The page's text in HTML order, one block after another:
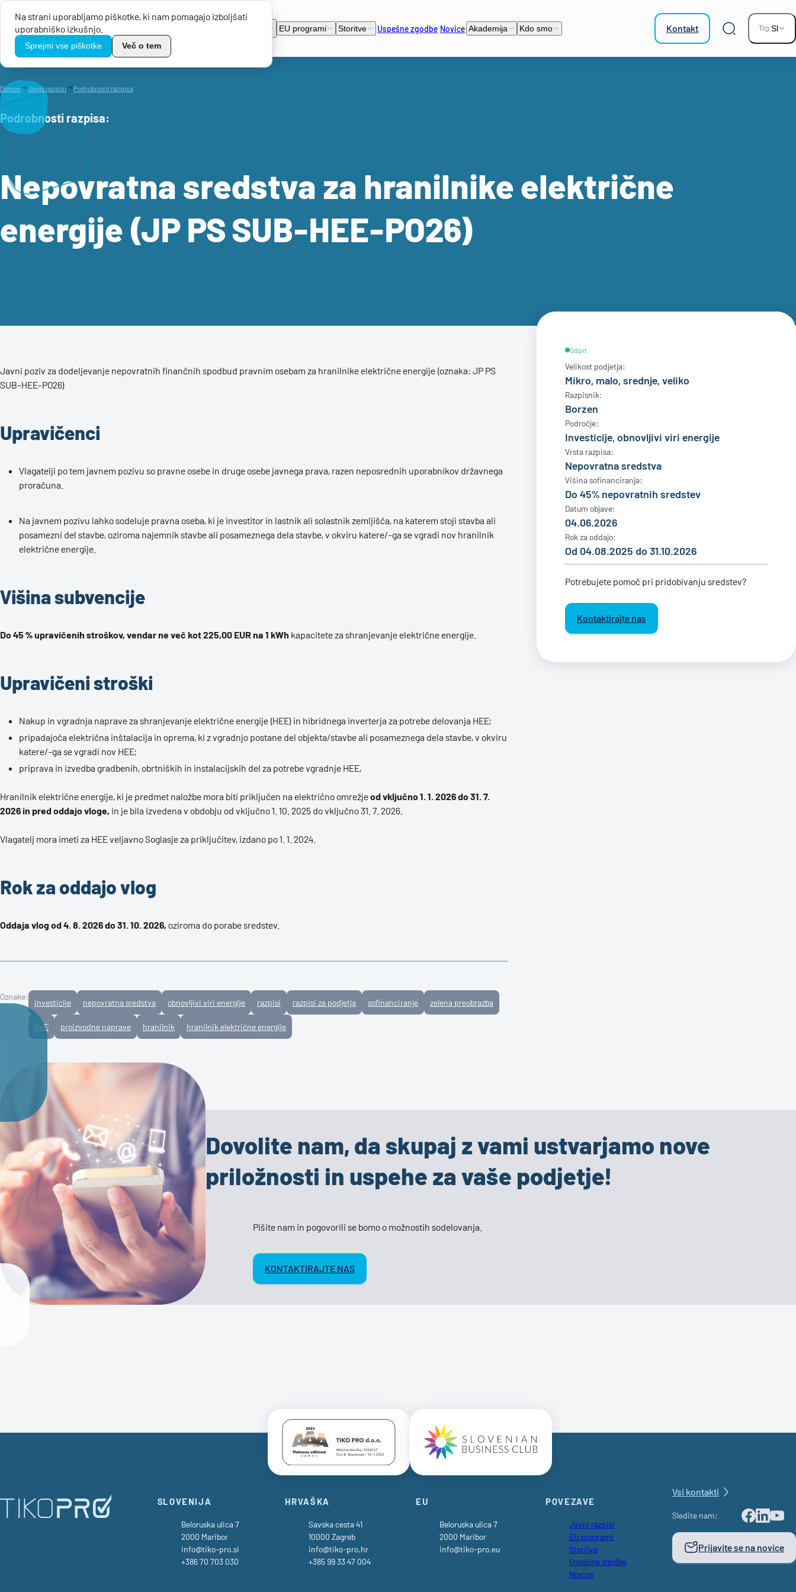
Na strani uporabljamo piškotke, ki nam pomagajo izboljšati
uporabniško izkušnjo.
Sprejmi vse piškotke Več o tem
TikoPro
EU programi Storitve Uspešne zgodbe Novice Akademija Kdo smo Kontakt
Iskalnik
Trg:Sl
Domov Javni razpisi Podrobnosti razpisa
Podrobnosti razpisa:
Nepovratna sredstva za hranilnike električne
energije (JP PS SUB-HEE-PO26)
Javni poziv za dodeljevanje nepovratnih finančnih spodbud pravnim osebam za hranilnike električne energije (oznaka: JP PS
SUB-HEE-PO26)
Upravičenci
Vlagatelji po tem javnem pozivu so pravne osebe in druge osebe javnega prava, razen neposrednih uporabnikov državnega
proračuna.
Na javnem pozivu lahko sodeluje pravna oseba, ki je investitor in lastnik ali solastnik zemljišča, na katerem stoji stavba ali
posamezni del stavbe, oziroma najemnik stavbe ali posameznega dela stavbe, v okviru katere/-ga se vgradi nov hranilnik
električne energije.
Višina subvencije
Do 45 % upravičenih stroškov, vendar ne več kot 225,00 EUR na 1 kWh kapacitete za shranjevanje električne energije.
Upravičeni stroški
Nakup in vgradnja naprave za shranjevanje električne energije (HEE) in hibridnega inverterja za potrebe delovanja HEE;
pripadajoča električna inštalacija in oprema, ki z vgradnjo postane del objekta/stavbe ali posameznega dela stavbe, v okviru
katere/-ga se vgradi nov HEE;
priprava in izvedba gradbenih, obrtniških in instalacijskih del za potrebe vgradnje HEE,
Hranilnik električne energije, ki je predmet naložbe mora biti priključen na električno omrežjeod vključno 1. 1. 2026 do 31. 7.
2026 in pred oddajo vloge, in je bila izvedena v obdobju od vključno 1. 10. 2025 do vključno 31. 7. 2026.
Vlagatelj mora imeti za HEE veljavno Soglasje za priključitev, izdano po 1. 1. 2024.
Rok za oddajo vlog
Oddaja vlog od 4. 8. 2026 do 31. 10. 2026, oziroma do porabe sredstev.
Oznake:
investicije nepovratna sredstva obnovljivi viri energije razpisi razpisi za podjetja sofinanciranje zelena preobrazba
OVE proizvodne naprave hranilnik hranilnik električne energije
Odprt
Velikost podjetja:
Mikro, malo, srednje, veliko
Razpisnik:
Borzen
Področje:
Investicije, obnovljivi viri energije
Vrsta razpisa:
Nepovratna sredstva
Višina sofinanciranja:
Do 45% nepovratnih sredstev
Datum objave:
04.06.2026
Rok za oddajo:
Od 04.08.2025 do 31.10.2026
Potrebujete pomoč pri pridobivanju sredstev?
Kontaktirajte nas
Dovolite nam, da skupaj z vami ustvarjamo nove
priložnosti in uspehe za vaše podjetje!
Pišite nam in pogovorili se bomo o možnostih sodelovanja.
KONTAKTIRAJTE NAS
Certificate AAA Logo Certificate SBC Logo
SLOVENIJA
Beloruska ulica 7
2000 Maribor
info@tiko-pro.si
+386 70 703 030
HRVAŠKA
Savska cesta 41
10000 Zagreb
info@tiko-pro.hr
+385 99 33 47 004
EU
Beloruska ulica 7
2000 Maribor
info@tiko-pro.eu
POVEZAVE
Javni razpisi
EU programi
Storitve
Uspešne zgodbe
Novice
Vsi kontakti
Sledite nam:
Prijavite se na novice